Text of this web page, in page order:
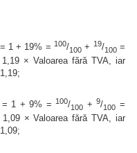
1 + 19% = 100/100+ 19/100=
× Valoarea fără TVA, iar
= 1 + 9% =100/100 +9/100 =
× Valoarea fără TVA, iar